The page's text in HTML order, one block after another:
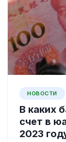
НОВОСТИ
В каких
счет в
2023